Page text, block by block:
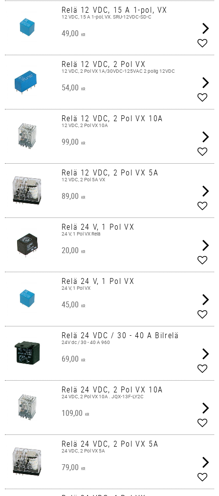
Relä 12 VDC, 15 A 1-pol, VX
12 VDC, 15 A 1-pol, VX. SRU-12VDC-SD-C
49,00 KR
Add
Relä 12 VDC, 2 Pol VX
12 VDC, 2 Pol VX 1A/30VDC-125VAC 2 polig 12VDC
54,00 KR
Add
Relä 12 VDC, 2 Pol VX 10A
12 VDC, 2 Pol VX 10A
99,00 KR
Add
Relä 12 VDC, 2 Pol VX 5A
12 VDC, 2 Pol 5A VX
89,00 KR
Add
Relä 24 V, 1 Pol VX
24 V, 1 Pol VX Relä
20,00 KR
Add
Relä 24 V, 1 Pol VX
24 V, 1 Pol VX
45,00 KR
Add
Relä 24 VDC / 30 - 40 A Bilrelä
24V dc / 30 - 40 A 960
69,00 KR
Add
Relä 24 VDC, 2 Pol VX 10A
24 VDC, 2 Pol VX 10A . JQX-13F-LY2C
109,00 KR
Add
Relä 24 VDC, 2 Pol VX 5A
24 VDC, 2 Pol VX 5A
79,00 KR
Add